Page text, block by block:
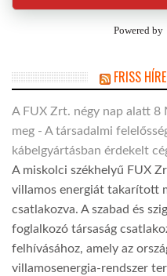
Powered by
FRISS
A FUX Zrt. négy nap alatt
meg - A társadalmi
kábelgyártásban érdekelt
A miskolci székhelyű FUX
villamos energiát takarított
csatlakozva. A szabad és
foglalkozó társaság
felhívásához, amely az
villamosenergia-rendszer